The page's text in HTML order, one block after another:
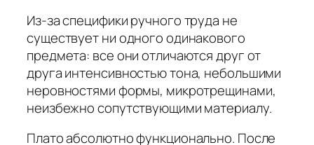
Из-за специфики ручного труда не
существует ни одного одинакового
предмета: все они отличаются друг от
друга интенсивностью тона, небольшими
неровностями формы, микротрещинами,
неизбежно сопутствующими материалу.
Плато абсолютно функционально. После